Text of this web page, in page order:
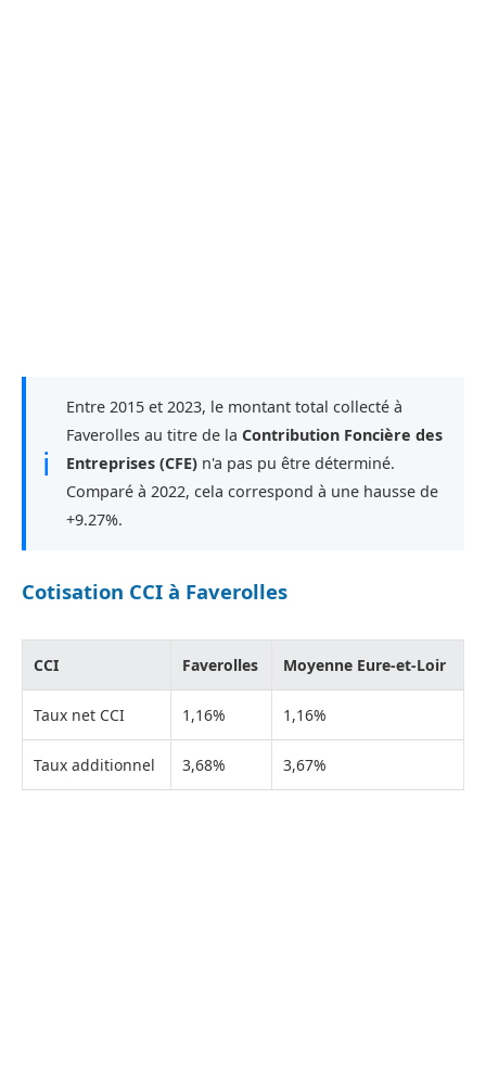
ℹ
Entre 2015 et 2023, le montant total collecté à
Faverolles au titre de la Contribution Foncière des
Entreprises (CFE) n'a pas pu être déterminé.
Comparé à 2022, cela correspond à une hausse de
+9.27%.
Cotisation CCI à Faverolles
CCI Faverolles Moyenne Eure-et-Loir
Taux net CCI 1,16% 1,16%
Taux additionnel 3,68% 3,67%